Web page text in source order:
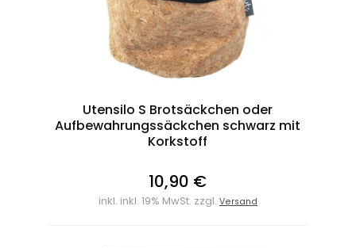
Utensilo S Brotsäckchen oder
Aufbewahrungssäckchen schwarz mit
Korkstoff
10,90 €
inkl. inkl. 19% MwSt. zzgl. Versand